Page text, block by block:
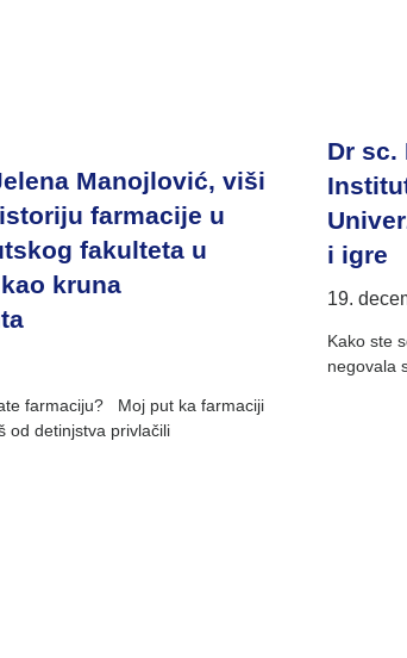
Manojlović, viši
farmacije u
fakulteta u
kruna
farmaciju? Moj put ka farmaciji
od detinjstva privlačili
Dr sc.
i igre
19.
Kako ste
negovala